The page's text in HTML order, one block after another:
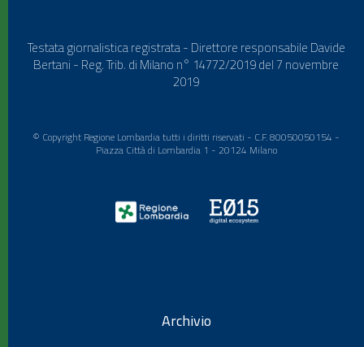
Testata giornalistica registrata - Direttore responsabile Davide
Bertani - Reg. Trib. di Milano n° 14772/2019 del 7 novembre
2019
© Copyright Regione Lombardia tutti i diritti riservati - C.F. 80050050154 -
Piazza Città di Lombardia 1 - 20124 Milano
Archivio